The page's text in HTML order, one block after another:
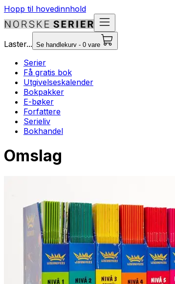
Hopp til hovedinnhold
Laster... Se handlekurv - 0 vare
Serier
Få gratis bok
Utgivelseskalender
Bokpakker
E-bøker
Forfattere
Serieliv
Bokhandel
Omslag